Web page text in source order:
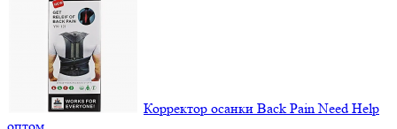
Корректор осанки Back Pain Need Help